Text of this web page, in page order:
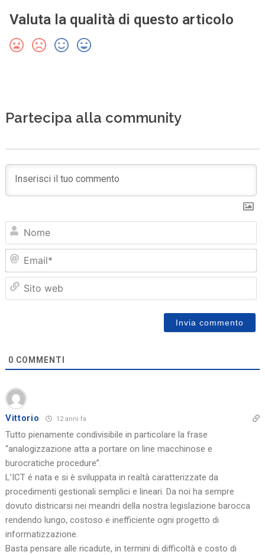
Valuta la qualità di questo articolo
Partecipa alla community
0 COMMENTI
Vittorio 12 anni fa
Tutto pienamente condivisibile in particolare la frase
“analogizzazione atta a portare on line macchinose e
burocratiche procedure”.
L’ICT é nata e si è sviluppata in realtà caratterizzate da
procedimenti gestionali semplici e lineari. Da noi ha sempre
dovuto districarsi nei meandri della nostra legislazione barocca
rendendo lungo, costoso e inefficiente ogni progetto di
informatizzazione.
Basta pensare alle ricadute, in termini di difficoltà e costo di